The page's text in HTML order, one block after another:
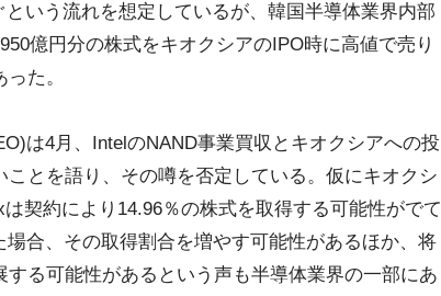
いう流れを想定しているが、韓国半導体業界内部
億円分の株式をキオクシアのIPO時に高値で売り
た。
は4月、IntelのNAND事業買収とキオクシアへの投
とを語り、その噂を否定している。仮にキオクシ
契約により14.96％の株式を取得する可能性がでて
合、その取得割合を増やす可能性があるほか、将
る可能性があるという声も半導体業界の一部にあ